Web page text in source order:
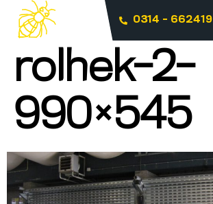
0314 - 662419
rolhek-2-
990×545